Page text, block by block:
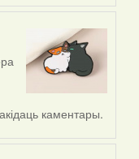
каментары.